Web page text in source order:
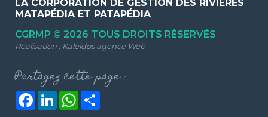
LA CORPORATION DE GESTION DES RIVIÈRES
MATAPÉDIA ET PATAPÉDIA
CGRMP © 2026 TOUS DROITS RÉSERVÉS
Réalisation : Kaleidos agence Web
Partagez cette page :
FacebookLinkedInWhatsApp
Share